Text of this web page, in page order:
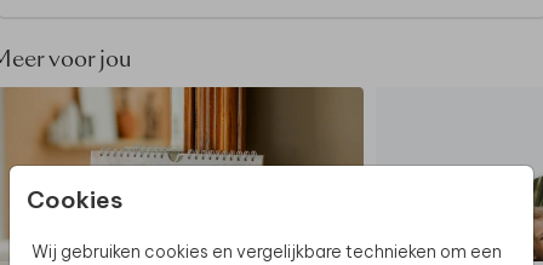
Cookies
Wij gebruiken cookies en vergelijkbare technieken om een
voor jou